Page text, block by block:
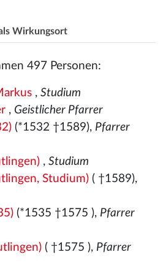
Wirkungsort
497 Personen:
, Studium
, Geistlicher Pfarrer
(*1532 †1589), Pfarrer
, Studium
Studium)( †1589),
(*1535 †1575 ), Pfarrer
( †1575 ), Pfarrer